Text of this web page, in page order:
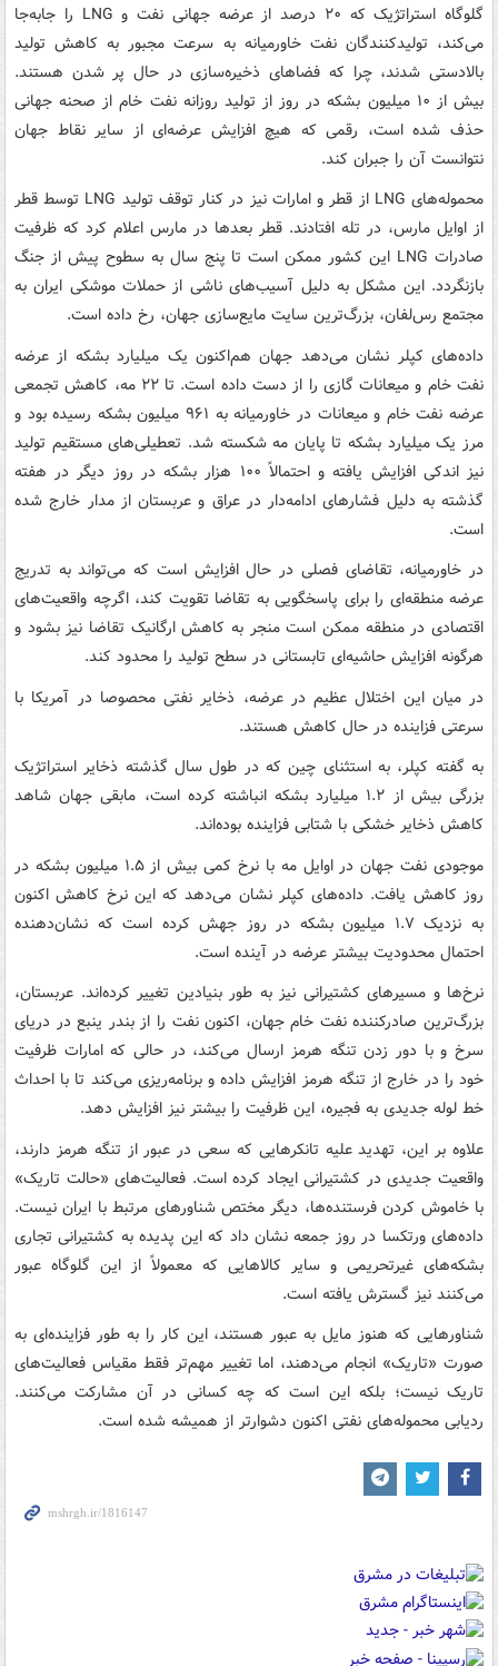
گلوگاه استراتژیک که ۲۰ درصد از عرضه جهانی نفت و LNG را جابه‌جا
می‌کند، تولیدکنندگان نفت خاورمیانه به سرعت مجبور به کاهش تولید
بالادستی شدند، چرا که فضاهای ذخیره‌سازی در حال پر شدن هستند.
بیش از ۱۰ میلیون بشکه در روز از تولید روزانه نفت خام از صحنه جهانی
حذف شده است، رقمی که هیچ افزایش عرضه‌ای از سایر نقاط جهان
نتوانست آن را جبران کند.
محموله‌های LNG از قطر و امارات نیز در کنار توقف تولید LNG توسط قطر
از اوایل مارس، در تله افتادند. قطر بعدها در مارس اعلام کرد که ظرفیت
صادرات LNG این کشور ممکن است تا پنج سال به سطوح پیش از جنگ
بازنگردد. این مشکل به دلیل آسیب‌های ناشی از حملات موشکی ایران به
مجتمع رس‌لفان، بزرگ‌ترین سایت مایع‌سازی جهان، رخ داده است.
داده‌های کپلر نشان می‌دهد جهان هم‌اکنون یک میلیارد بشکه از عرضه
نفت خام و میعانات گازی را از دست داده است. تا ۲۲ مه، کاهش تجمعی
عرضه نفت خام و میعانات در خاورمیانه به ۹۶۱ میلیون بشکه رسیده بود و
مرز یک میلیارد بشکه تا پایان مه شکسته شد. تعطیلی‌های مستقیم تولید
نیز اندکی افزایش یافته و احتمالاً ۱۰۰ هزار بشکه در روز دیگر در هفته
گذشته به دلیل فشارهای ادامه‌دار در عراق و عربستان از مدار خارج شده
است.
در خاورمیانه، تقاضای فصلی در حال افزایش است که می‌تواند به تدریج
عرضه منطقه‌ای را برای پاسخگویی به تقاضا تقویت کند، اگرچه واقعیت‌های
اقتصادی در منطقه ممکن است منجر به کاهش ارگانیک تقاضا نیز بشود و
هرگونه افزایش حاشیه‌ای تابستانی در سطح تولید را محدود کند.
در میان این اختلال عظیم در عرضه، ذخایر نفتی محصوصا در آمریکا با
سرعتی فزاینده در حال کاهش هستند.
به گفته کپلر، به استثنای چین که در طول سال گذشته ذخایر استراتژیک
بزرگی بیش از ۱.۲ میلیارد بشکه انباشته کرده است، مابقی جهان شاهد
کاهش ذخایر خشکی با شتابی فزاینده بوده‌اند.
موجودی‌ نفت جهان در اوایل مه با نرخ کمی بیش از ۱.۵ میلیون بشکه در
روز کاهش یافت. داده‌های کپلر نشان می‌دهد که این نرخ کاهش اکنون
به نزدیک ۱.۷ میلیون بشکه در روز جهش کرده است که نشان‌دهنده
احتمال محدودیت بیشتر عرضه در آینده است.
نرخ‌ها و مسیرهای کشتیرانی نیز به طور بنیادین تغییر کرده‌اند. عربستان،
بزرگ‌ترین صادرکننده نفت خام جهان، اکنون نفت را از بندر ینبع در دریای
سرخ و با دور زدن تنگه هرمز ارسال می‌کند، در حالی که امارات ظرفیت
خود را در خارج از تنگه هرمز افزایش داده و برنامه‌ریزی می‌کند تا با احداث
خط لوله جدیدی به فجیره، این ظرفیت را بیشتر نیز افزایش دهد.
علاوه بر این، تهدید علیه تانکرهایی که سعی در عبور از تنگه هرمز دارند،
واقعیت جدیدی در کشتیرانی ایجاد کرده است. فعالیت‌های «حالت تاریک»
با خاموش کردن فرستنده‌ها، دیگر مختص شناورهای مرتبط با ایران نیست.
داده‌های ورتکسا در روز جمعه نشان داد که این پدیده به کشتیرانی تجاری
بشکه‌های غیرتحریمی و سایر کالاهایی که معمولاً از این گلوگاه عبور
می‌کنند نیز گسترش یافته است.
شناورهایی که هنوز مایل به عبور هستند، این کار را به طور فزاینده‌ای به
صورت «تاریک» انجام می‌دهند، اما تغییر مهم‌تر فقط مقیاس فعالیت‌های
تاریک نیست؛ بلکه این است که چه کسانی در آن مشارکت می‌کنند.
ردیابی محموله‌های نفتی اکنون دشوارتر از همیشه شده است.